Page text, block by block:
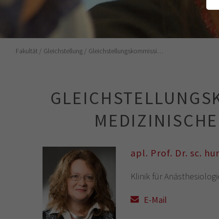
Fakultät Gleichstellung Gleichstellungskommissi…
apl. Prof. Dr. sc.
Klinik für
E-Mail